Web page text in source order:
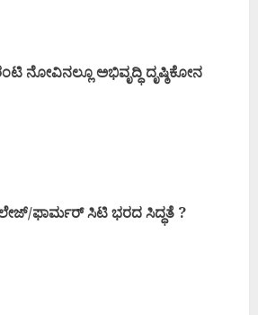
ನೋವಿನಲ್ಲೂ ಅಭಿವೃದ್ಧಿ ದೃಷ್ಠಿಕೋನ
ಫಾರ್ಮರ್ ಸಿಟಿ ಭರದ ಸಿದ್ಧತೆ ?